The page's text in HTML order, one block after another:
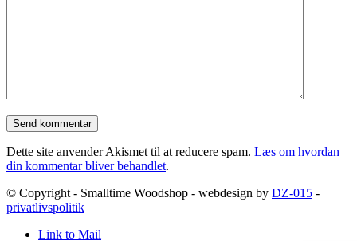
Dette site anvender Akismet til at reducere spam. Læs om hvordan
din kommentar bliver behandlet.
© Copyright - Smalltime Woodshop - webdesign by DZ-015 -
privatlivspolitik
Link to Mail